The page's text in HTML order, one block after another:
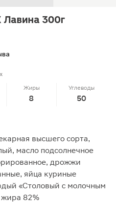
300г
Жиры
8
Углеводы
50
высшего сорта,
масло подсолнечное
дрожжи
яйца куриные
«Столовый с молочным
жира 82%